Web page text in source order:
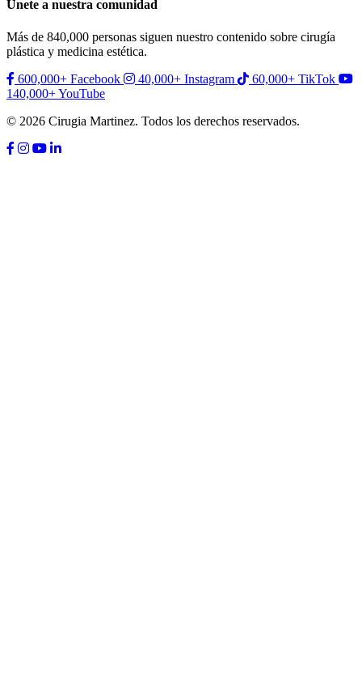
Únete a nuestra comunidad
Más de 840,000 personas siguen nuestro contenido sobre cirugía
plástica y medicina estética.
600,000+ Facebook 40,000+ Instagram 60,000+ TikTok
140,000+YouTube
© 2026 Cirugia Martinez. Todos los derechos reservados.